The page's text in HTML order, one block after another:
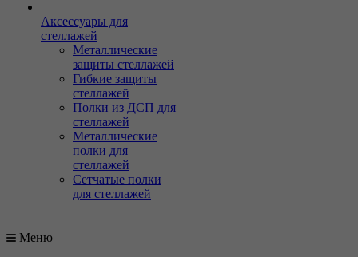
Аксессуары для
стеллажей
Металлические
защиты стеллажей
Гибкие защиты
стеллажей
Полки из ДСП для
стеллажей
Металлические
полки для
стеллажей
Сетчатые полки
для стеллажей
Меню